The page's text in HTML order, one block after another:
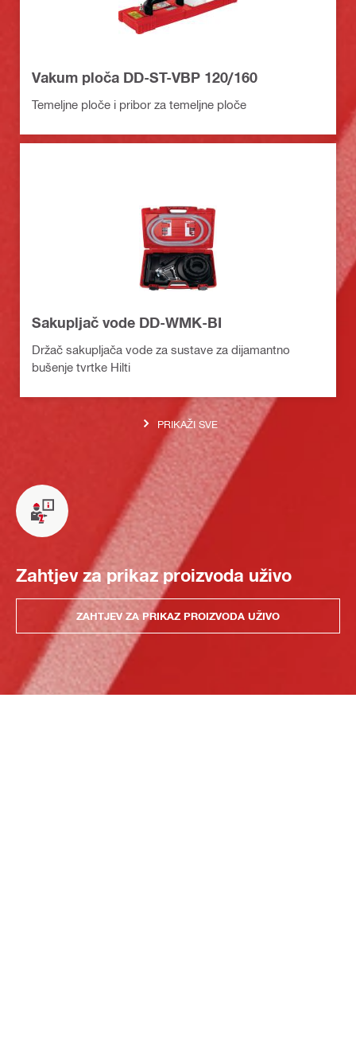
Vakum ploča DD-ST-VBP 120/160
Temeljne ploče i pribor za temeljne ploče
Sakupljač vode DD-WMK-BI
Držač sakupljača vode za sustave za dijamantno
bušenje tvrtke Hilti
PRIKAŽI SVE
Zahtjev za prikaz proizvoda uživo
ZAHTJEV ZA PRIKAZ PROIZVODA UŽIVO